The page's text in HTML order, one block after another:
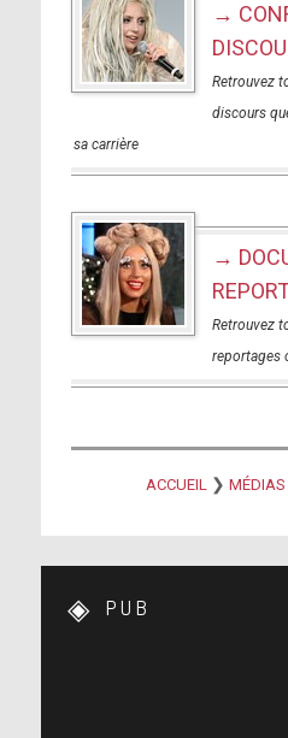
→
Retrouvez
discours
sa carrière
→
Retrouvez
reportages
ACCUEIL ❯ MÉDIAS
PUB